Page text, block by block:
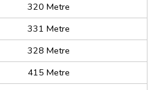
320 Metre
331 Metre
328 Metre
415 Metre